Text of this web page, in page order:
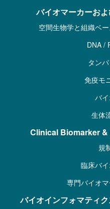
バイオマーカーお
空間生物学と組織ベ
DNA /
タン
免疫モ
バ
生体
Clinical Biomarker
規
臨床バ
専門バイオ
バイオインフォマティ